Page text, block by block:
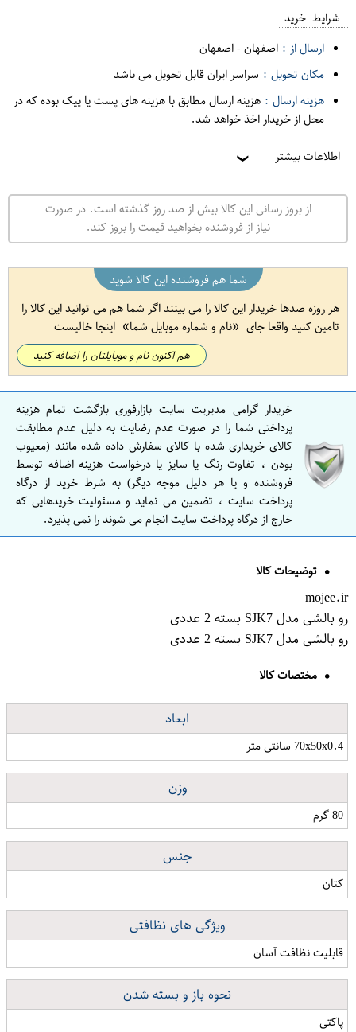
شرایط خرید
ارسال از : اصفهان-اصفهان
مکان تحویل : سراسر ایران قابل تحویل می باشد
هزینه ارسال : هزینه ارسال مطابق با هزینه های پست یا پیک بوده که در
محل از خریدار اخذ خواهد شد.
اطلاعات بیشتر ❯
از بروز رسانی این کالا بیش از صد روز گذشته است. در صورت
نیاز از فروشنده بخواهید قیمت را بروز کند.
شما هم فروشنده این کالا شوید
هر روزه صدها خریدار این کالا را می بینند اگر شما هم می توانید این کالا را
تامین کنید واقعا جای
نام و شماره موبایل شما اینجا خالیست
هم اکنون نام و موبایلتان را اضافه کنید
خریدار گرامی مدیریت سایت بازارفوری بازگشت تمام هزینه
پرداختی شما را در صورت عدم رضایت به دلیل عدم مطابقت
کالای خریداری شده با کالای سفارش داده شده مانند (معیوب
بودن ، تفاوت رنگ یا سایز یا درخواست هزینه اضافه توسط
فروشنده و یا هر دلیل موجه دیگر) به شرط خرید از درگاه
پرداخت سایت ، تضمین می نماید و مسئولیت خریدهایی که
خارج از درگاه پرداخت سایت انجام می شوند را نمی پذیرد.
توضیحات کالا
mojee.ir
رو بالشی مدل SJK7 بسته 2 عددی
رو بالشی مدل SJK7 بسته 2 عددی
مختصات کالا
ابعاد
70x50x0.4 سانتی متر
وزن
80 گرم
جنس
کتان
ویژگی های نظافتی
قابلیت نظافت آسان
نحوه باز و بسته شدن
پاکتی